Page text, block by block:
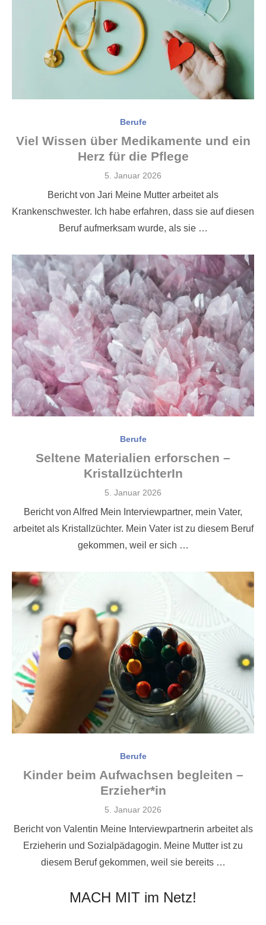
Berufe
Viel Wissen über Medikamente und ein
Herz für die Pflege
Veröffentlicht
5. Januar 2026
Bericht von Jari Meine Mutter arbeitet als
Krankenschwester. Ich habe erfahren, dass sie auf diesen
Beruf aufmerksam wurde, als sie …
Berufe
Seltene Materialien erforschen –
KristallzüchterIn
Veröffentlicht
5. Januar 2026
Bericht von Alfred Mein Interviewpartner, mein Vater,
arbeitet als Kristallzüchter. Mein Vater ist zu diesem Beruf
gekommen, weil er sich …
Berufe
Kinder beim Aufwachsen begleiten –
Erzieher*in
Veröffentlicht
5. Januar 2026
Bericht von Valentin Meine Interviewpartnerin arbeitet als
Erzieherin und Sozialpädagogin. Meine Mutter ist zu
diesem Beruf gekommen, weil sie bereits …
MACH MIT im Netz!